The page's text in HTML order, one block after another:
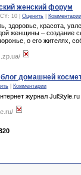
женский форум
10 | Оценить Комментарии
здоровье, красота,
женщины – создание
о его жителях,
домашней
Комментарии
журнал